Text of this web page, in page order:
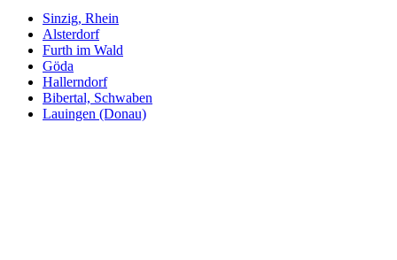
Sinzig, Rhein
Alsterdorf
Furth im Wald
Göda
Hallerndorf
Bibertal, Schwaben
Lauingen (Donau)